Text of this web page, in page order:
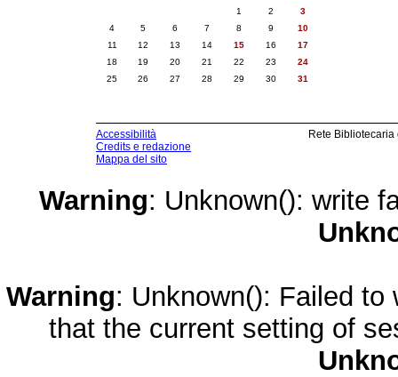
1
2
3
4
5 6 7 8 9
10
11
12 13 14 15 16
17
18
19 20 21 22 23
24
25
26 27 28 29 30 31
Accessibilità
Credits e redazione
Mappa del sito
Rete
Warning: Unknown(): write
Warning: Unknown(): Failed
that the current setting of